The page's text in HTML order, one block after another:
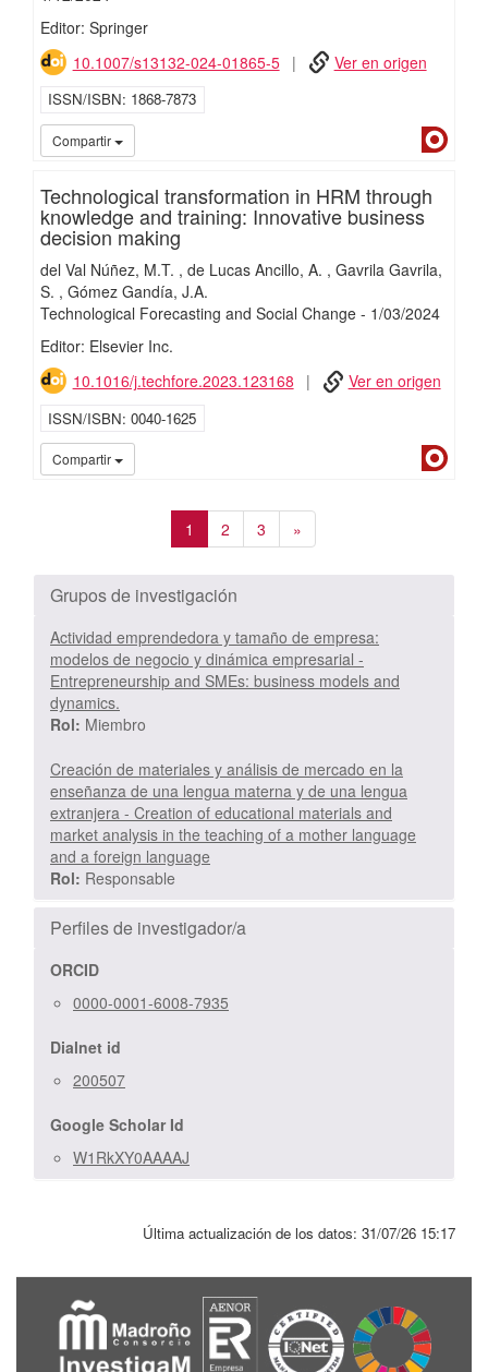
Editor: Springer
10.1007/s13132-024-01865-5
Ver en origen
ISSN/ISBN 1868-7873
Compartir
Technological transformation in HRM through
knowledge and training: Innovative business
decision making
del Val Núñez, M.T. de Lucas Ancillo, A.
Gavrila Gavrila,
S.
Gómez Gandía, J.A.
Technological Forecasting and Social Change- 1/03/2024
Editor: Elsevier Inc.
10.1016/j.techfore.2023.123168
Ver en origen
ISSN/ISBN 0040-1625
Compartir
1 2 3 »
Grupos de investigación
Actividad emprendedora y tamaño de empresa:
modelos de negocio y dinámica empresarial -
Entrepreneurship and SMEs: business models and
dynamics.
Rol: Miembro
Creación de materiales y análisis de mercado en la
enseñanza de una lengua materna y de una lengua
extranjera - Creation of educational materials and
market analysis in the teaching of a mother language
and a foreign language
Rol: Responsable
Perfiles de investigador/a
ORCID
0000-0001-6008-7935
Dialnet id
200507
Google Scholar Id
W1RkXY0AAAAJ
Última actualización de los datos: 31/07/26 15:17